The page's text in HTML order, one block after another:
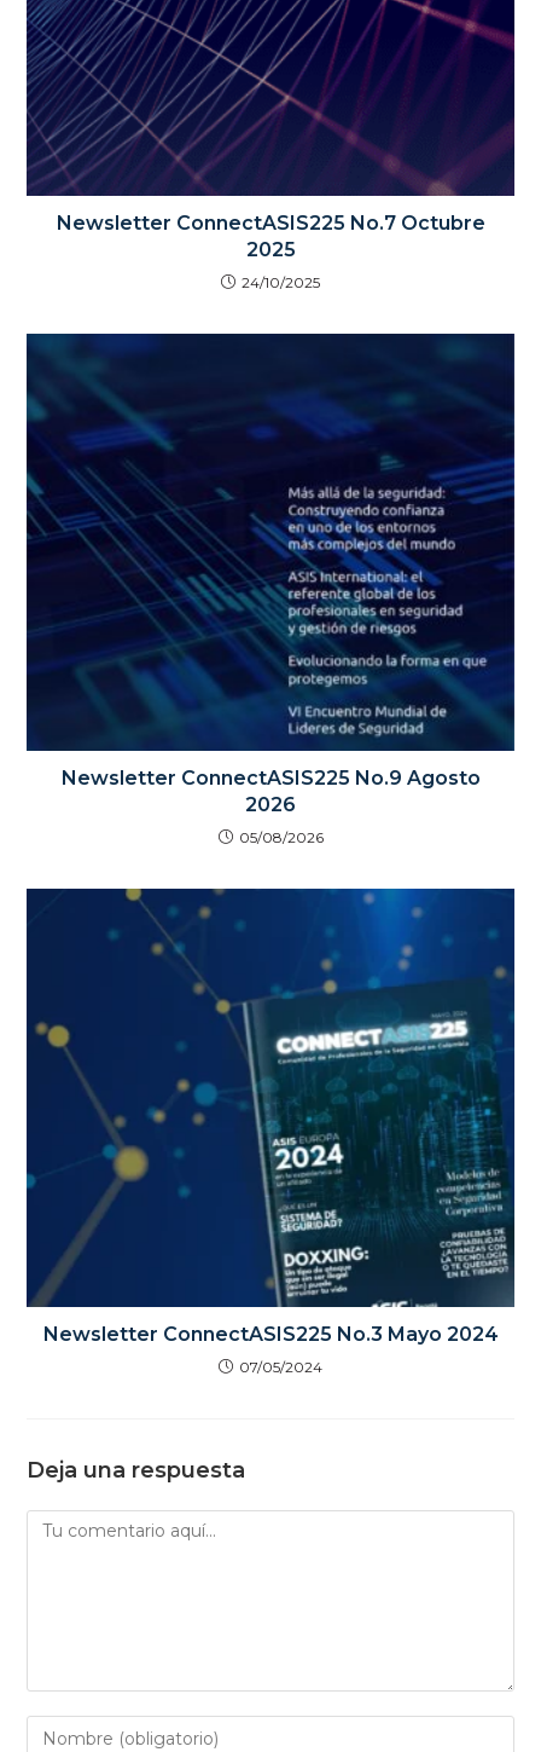
Newsletter ConnectASIS225 No.7 Octubre
2025
24/10/2025
Newsletter ConnectASIS225 No.9 Agosto
2026
05/08/2026
Newsletter ConnectASIS225 No.3 Mayo 2024
07/05/2024
Deja una respuesta
Comentario
Introduce